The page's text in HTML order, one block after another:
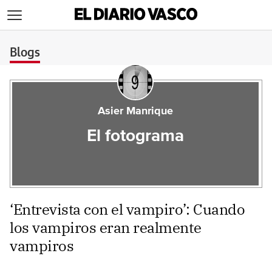
Blogs
Asier Manrique
El fotograma
‘Entrevista con el vampiro’: Cuando
los vampiros eran realmente
vampiros